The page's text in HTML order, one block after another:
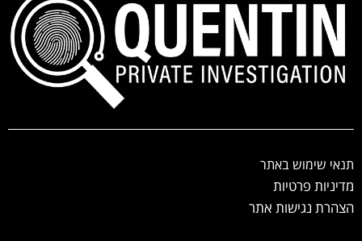
תנאי שימוש באתר
מדיניות פרטיות
הצהרת נגישות אתר